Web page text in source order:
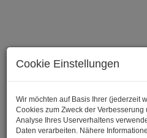
Cookie Einstellungen
Wir möchten auf Basis Ihrer (jederzeit
Cookies zum Zweck der
Analyse Ihres Userverhaltens
Daten verarbeiten. Nähere